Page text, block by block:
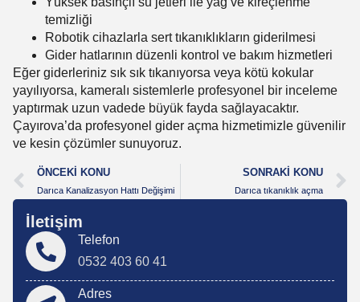
temizliği
Robotik cihazlarla sert tıkanıklıkların giderilmesi
Gider hatlarının düzenli kontrol ve bakım hizmetleri
Eğer giderleriniz sık sık tıkanıyorsa veya kötü kokular
yayılıyorsa, kameralı sistemlerle profesyonel bir inceleme
yaptırmak uzun vadede büyük fayda sağlayacaktır.
Çayırova’da profesyonel gider açma hizmetimizle güvenilir
ve kesin çözümler sunuyoruz.
ÖNCEKI KONU
Darıca Kanalizasyon Hattı Değişimi
SONRAKI KONU
Darıca tıkanıklık açma
İletişim
Telefon
0532 403 60 41
Adres